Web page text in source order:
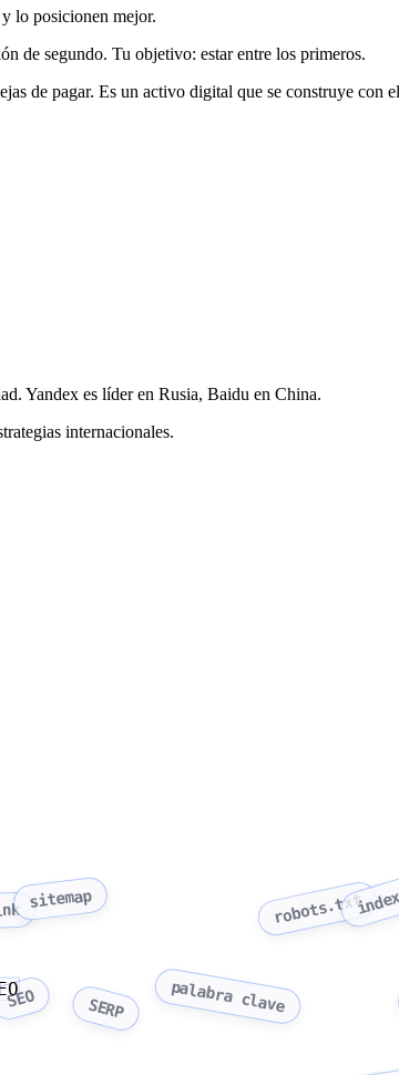
lo posicionen mejor.
de segundo. Tu objetivo: estar entre los primeros.
de pagar. Es un activo digital que se construye con
Yandex es líder en Rusia, Baidu en China.
internacionales.
sitemap robots.txt
SEO SERP palabra clave